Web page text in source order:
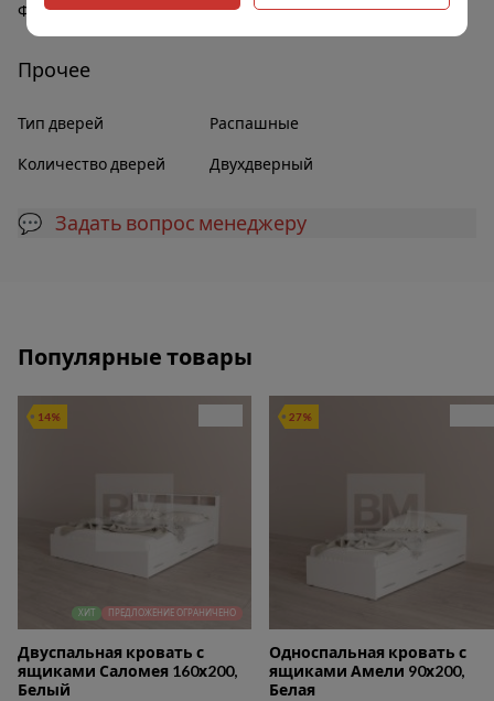
Фурнитура В комплекте
Прочее
Тип дверей Распашные
Количество дверей Двухдверный
💬 Задать вопрос менеджеру
Популярные товары
14%
ХИТ ПРЕДЛОЖЕНИЕ ОГРАНИЧЕНО
Двуспальная кровать с
ящиками Саломея 160х200,
Белый
27%
Односпальная кровать с
ящиками Амели 90х200,
Белая